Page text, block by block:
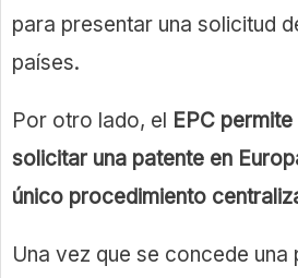
para presentar una solicitud
países.
Por otro lado, el EPC
solicitar una patente en
único procedimiento
Una vez que se concede una